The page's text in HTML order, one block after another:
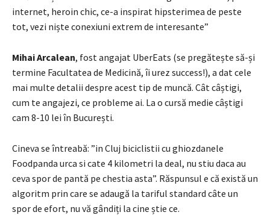
internet, heroin chic, ce-a inspirat hipsterimea de peste
tot, vezi niște conexiuni extrem de interesante”
Mihai Arcalean, fost angajat UberEats (se pregătește să-și
termine Facultatea de Medicină, îi urez success!), a dat cele
mai multe detalii despre acest tip de muncă. Cât câștigi,
cum te angajezi, ce probleme ai. La o cursă medie câștigi
cam 8-10 lei în București.
Cineva se întreabă: ”in Cluj biciclistii cu ghiozdanele
Foodpanda urca si cate 4 kilometri la deal, nu stiu daca au
ceva spor de pantă pe chestia asta”. Răspunsul e că există un
algoritm prin care se adaugă la tariful standard câte un
spor de efort, nu vă gândiți la cine știe ce.